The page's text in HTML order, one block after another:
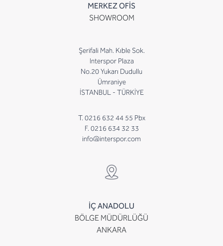
MERKEZ OFİS
SHOWROOM
Şerifali Mah. Kıble Sok.
Interspor Plaza
No.20 Yukarı Dudullu
Ümraniye
İSTANBUL - TÜRKİYE
T. 0216 632 44 55 Pbx
F. 0216 634 32 33
info@interspor.com
İÇ ANADOLU
BÖLGE MÜDÜRLÜĞÜ
ANKARA